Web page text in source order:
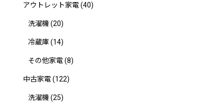
アウトレット家電(40)
洗濯機 (20)
冷蔵庫(14)
その他家電(8)
中古家電(122)
洗濯機 (25)